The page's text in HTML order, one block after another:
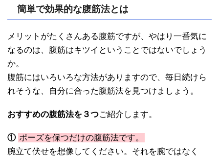
簡単で効果的な腹筋法とは
メリットがたくさんある腹筋ですが、やはり一番気に
なるのは、腹筋はキツイということではないでしょう
か。
腹筋にはいろいろな方法がありますので、毎日続けら
れそうな、自分に合った腹筋法を見つけましょう。
おすすめの腹筋法を３つご紹介します。
① ポーズを保つだけの腹筋法です。
腕立て伏せを想像してください。それを腕ではなく